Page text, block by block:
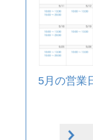
5月の営業